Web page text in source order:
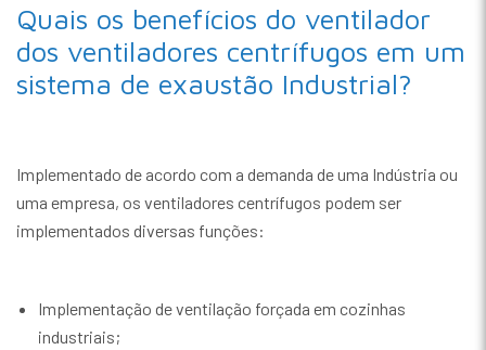
Quais os benefícios do ventilador
dos ventiladores centrífugos em um
sistema de exaustão Industrial?
Implementado de acordo com a demanda de uma Indústria ou
uma empresa, os ventiladores centrífugos podem ser
implementados diversas funções:
Implementação de ventilação forçada em cozinhas
industriais;